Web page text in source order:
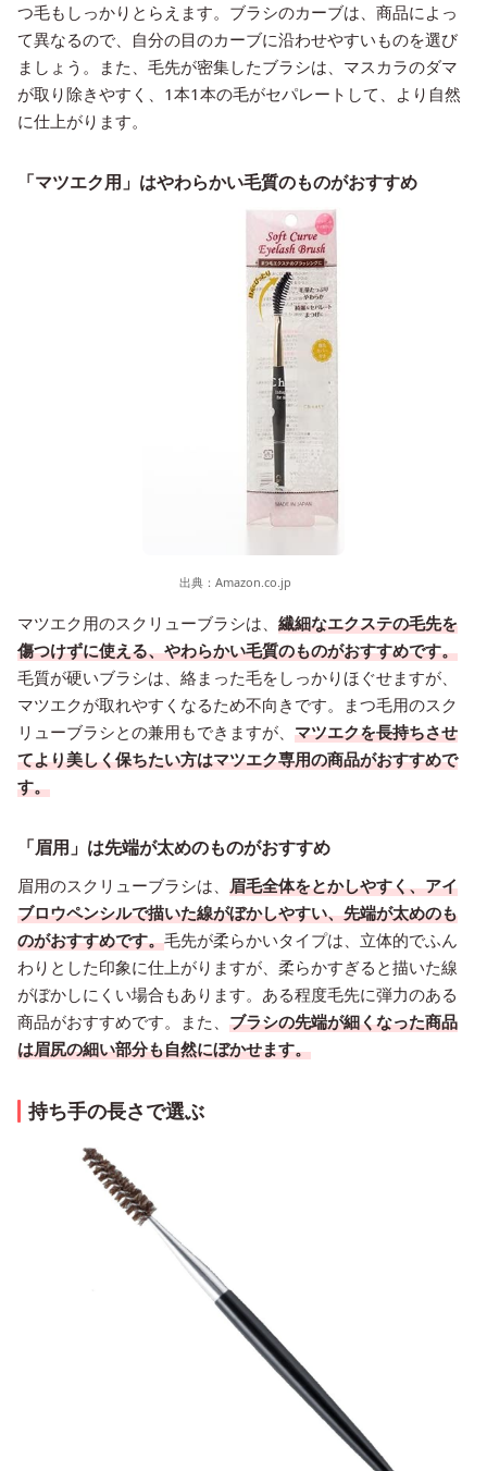
つ毛もしっかりとらえます。ブラシのカーブは、商品によっ
て異なるので、自分の目のカーブに沿わせやすいものを選び
ましょう。また、毛先が密集したブラシは、マスカラのダマ
が取り除きやすく、1本1本の毛がセパレートして、より自然
に仕上がります。
「マツエク用」はやわらかい毛質のものがおすすめ
出典： Amazon.co.jp
マツエク用のスクリューブラシは、 繊細なエクステの毛先を
傷つけずに使える、やわらかい毛質のものがおすすめです。
毛質が硬いブラシは、絡まった毛をしっかりほぐせますが、
マツエクが取れやすくなるため不向きです。まつ毛用のスク
リューブラシとの兼用もできますが、 マツエクを長持ちさせ
てより美しく保ちたい方はマツエク専用の商品がおすすめで
す。
「眉用」は先端が太めのものがおすすめ
眉用のスクリューブラシは、 眉毛全体をとかしやすく、アイ
ブロウペンシルで描いた線がぼかしやすい、先端が太めのも
のがおすすめです。毛先が柔らかいタイプは、立体的でふん
わりとした印象に仕上がりますが、柔らかすぎると描いた線
がぼかしにくい場合もあります。ある程度毛先に弾力のある
商品がおすすめです。また、 ブラシの先端が細くなった商品
は眉尻の細い部分も自然にぼかせます。
持ち手の長さで選ぶ